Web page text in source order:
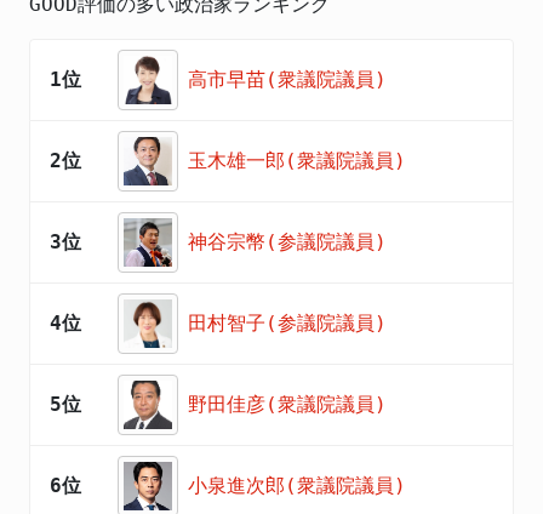
1位 高市早苗(衆議院議員)
2位 玉木雄一郎(衆議院議員)
3位 神谷宗幣(参議院議員)
4位 田村智子(参議院議員)
5位 野田佳彦(衆議院議員)
6位 小泉進次郎(衆議院議員)